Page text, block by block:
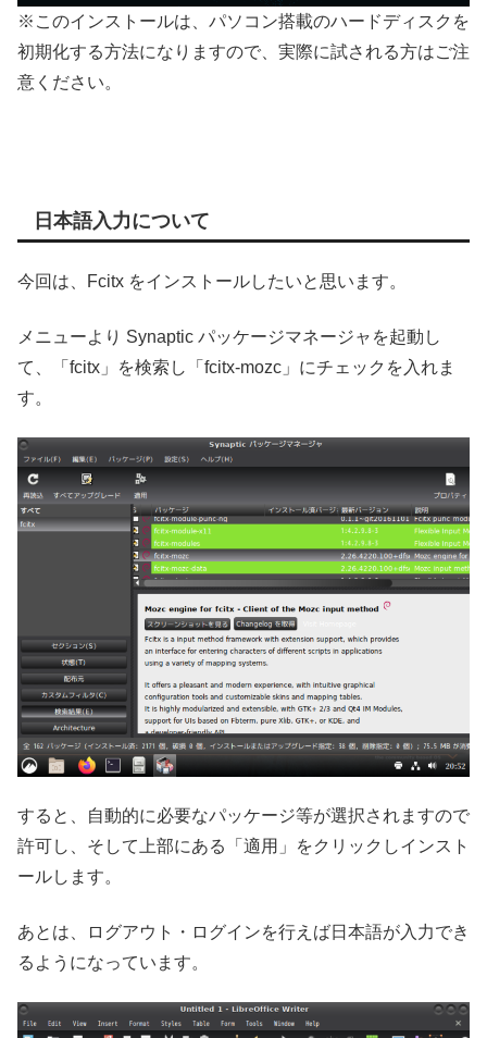
※このインストールは、パソコン搭載のハードディスクを
初期化する方法になりますので、実際に試される方はご注
意ください。
日本語入力について
今回は、Fcitx をインストールしたいと思います。
メニューより Synaptic パッケージマネージャを起動し
て、「fcitx」を検索し「fcitx-mozc」にチェックを入れま
す。
すると、自動的に必要なパッケージ等が選択されますので
許可し、そして上部にある「適用」をクリックしインスト
ールします。
あとは、ログアウト・ログインを行えば日本語が入力でき
るようになっています。